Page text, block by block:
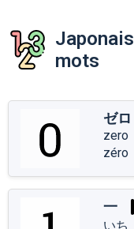
mots
ゼロ
zero
zéro
一
いち